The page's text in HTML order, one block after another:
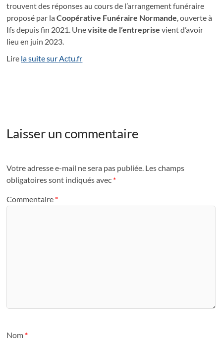
trouvent des réponses au cours de l’arrangement funéraire
proposé par laCoopérative Funéraire Normande , ouverte à
Ifs depuis fin 2021. Unevisite de l’entreprise vient d’avoir
lieu en juin 2023.
Lire la suite sur Actu.fr
Laisser un commentaire
Votre adresse e-mail ne sera pas publiée. Les champs
obligatoires sont indiqués avec *
Commentaire *
Nom *